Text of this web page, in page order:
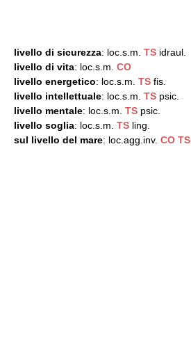
livello di sicurezza: loc.s.m. TS idraul.
livello di vita: loc.s.m. CO
livello energetico: loc.s.m. TS fis.
livello intellettuale: loc.s.m. TS psic.
livello mentale: loc.s.m. TS psic.
livello soglia: loc.s.m. TS ling.
sul livello del mare: loc.agg.inv. CO TS